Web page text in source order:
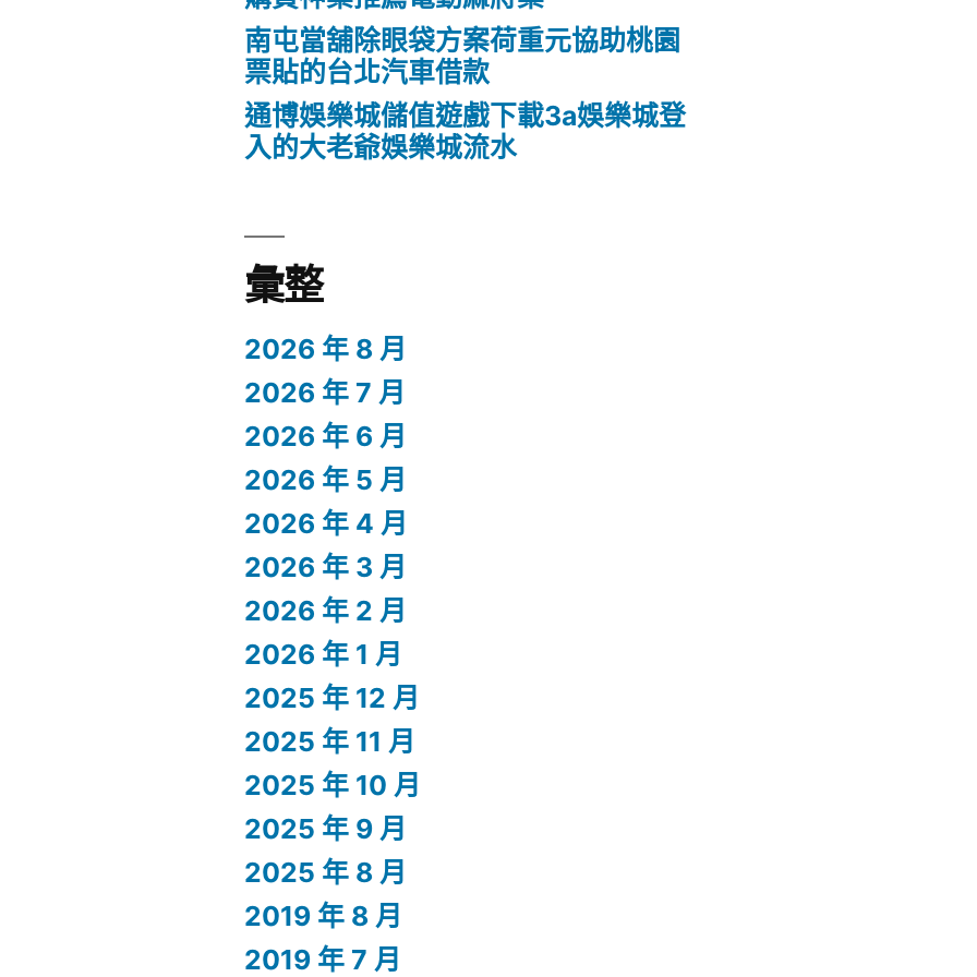
南屯當舖除眼袋方案荷重元協助桃園
票貼的台北汽車借款
通博娛樂城儲值遊戲下載3a娛樂城登
入的大老爺娛樂城流水
彙整
2026 年 8 月
2026 年 7 月
2026 年 6 月
2026 年 5 月
2026 年 4 月
2026 年 3 月
2026 年 2 月
2026 年 1 月
2025 年 12 月
2025 年 11 月
2025 年 10 月
2025 年 9 月
2025 年 8 月
2019 年 8 月
2019 年 7 月